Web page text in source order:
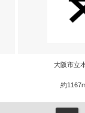
大阪市立
約